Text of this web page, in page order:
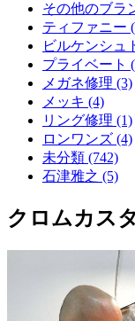
その他のブラ
ティファニー
ビルケンシュ
プライベート
メガネ修理 (3)
メッキ (4)
リング修理 (1)
ロンワンズ (4)
未分類 (742)
石津雅之 (5)
クロムカス